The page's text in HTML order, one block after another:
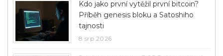
Kdo jako první vytěžil první bitcoin?
Příběh genesis bloku a Satoshiho
tajnosti
8 srp 2026